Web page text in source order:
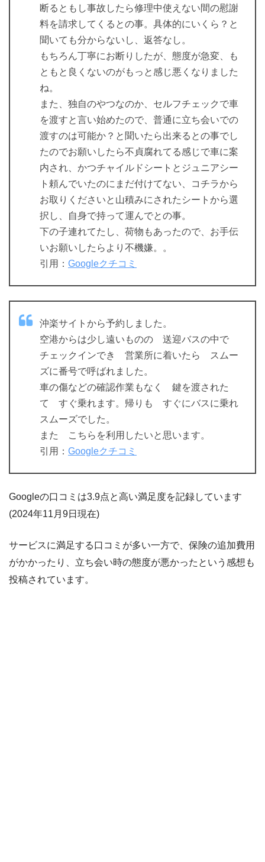
断るともし事故したら修理中使えない間の慰謝
料を請求してくるとの事。具体的にいくら？と
聞いても分からないし、返答なし。
もちろん丁寧にお断りしたが、態度が急変、も
ともと良くないのがもっと感じ悪くなりました
ね。
また、独自のやつなのか、セルフチェックで車
を渡すと言い始めたので、普通に立ち会いでの
渡すのは可能か？と聞いたら出来るとの事でし
たのでお願いしたら不貞腐れてる感じで車に案
内され、かつチャイルドシートとジュニアシー
ト頼んでいたのにまだ付けてない、コチラから
お取りくださいと山積みにされたシートから選
択し、自身で持って運んでとの事。
下の子連れてたし、荷物もあったので、お手伝
いお願いしたらより不機嫌。。
引用： Googleクチコミ
沖楽サイトから予約しました。
空港からは少し遠いものの 送迎バスの中で
チェックインでき 営業所に着いたら スムー
ズに番号で呼ばれました。
車の傷などの確認作業もなく 鍵を渡された
て すぐ乗れます。帰りも すぐにバスに乗れ
スムーズでした。
また こちらを利用したいと思います。
引用： Googleクチコミ
Googleの口コミは3.9点と高い満足度を記録しています
(2024年11月9日現在)
サービスに満足する口コミが多い一方で、保険の追加費用
がかかったり、立ち会い時の態度が悪かったという感想も
投稿されています。